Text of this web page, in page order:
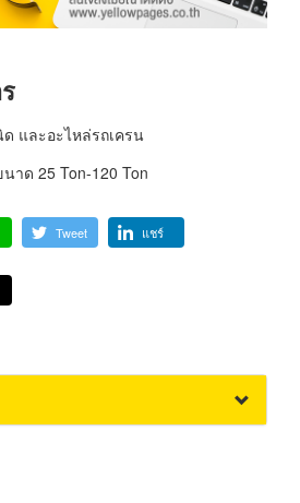
และอะไหล่รถเครน
าด 25 Ton-120 Ton
Tweet แชร์